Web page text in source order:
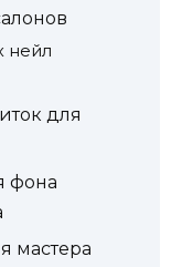
нейл
для
фона
мастера